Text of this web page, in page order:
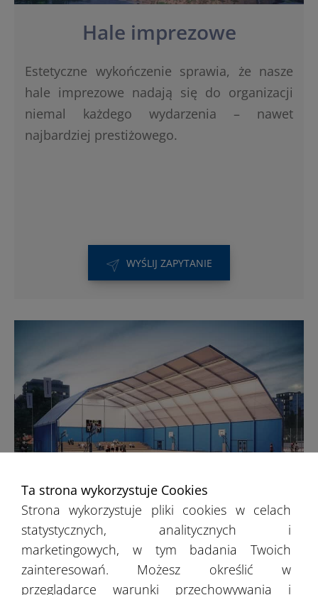
Hale imprezowe
Estetyczne wykończenie sprawia, że nasze
hale imprezowe nadają się do organizacji
niemal każdego wydarzenia – nawet
najbardziej prestiżowego.
WYŚLIJ ZAPYTANIE
Hale sportowe
Inwestycja w hale sportowe to świetne
rozwiązanie m.in. dla sezonowych
Ta strona wykorzystuje Cookies
Strona wykorzystuje pliki cookies w celach
statystycznych, analitycznych i
marketingowych, w tym badania Twoich
zainteresowań. Możesz określić w
przeglądarce warunki przechowywania i